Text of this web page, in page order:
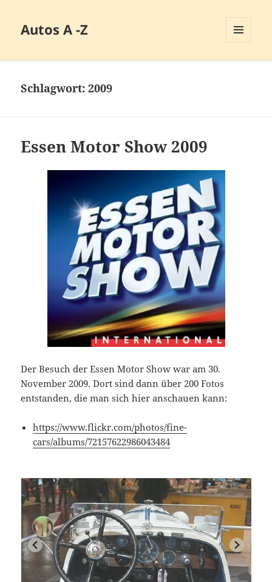
Autos A -Z
Schlagwort:2009
Essen Motor Show 2009
Der Besuch der Essen Motor Show war am 30.
November 2009. Dort sind dann über 200 Fotos
entstanden, die man sich hier anschauen kann:
https://www.flickr.com/photos/fine-
cars/albums/72157622986043484